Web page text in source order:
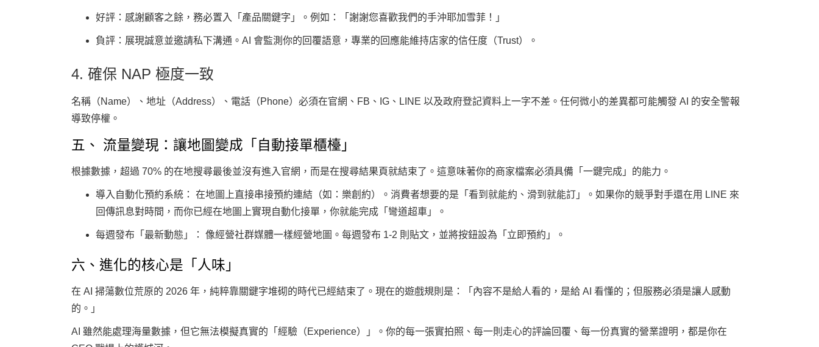
好評 ：感謝顧客之餘，務必置入「產品關鍵字」。例如：「謝謝您喜歡我們的手沖耶加雪菲 ！」
負評 ：展現誠意並邀請私下溝通。AI 會監測你的回覆語意，專業的回應能維持店家的信任度（Trust）。
4. 確保 NAP 極度一致
名稱（Name）、地址（Address）、電話（Phone）必須在官網、FB、IG、LINE 以及政府登記資料上一字不差 。任何微小的差異都可能觸發 AI 的安全警報
導致停權。
五、 流量變現：讓地圖變成「自動接單櫃檯」
根據數據，超過 70% 的在地搜尋最後並沒有進入官網，而是在搜尋結果頁就結束了。這意味著你的商家檔案必須具備「一鍵完成」的能力。
導入自動化預約系統 ： 在地圖上直接串接預約連結（如： 樂創約）。消費者想要的是「看到就能約、滑到就能訂」。如果你的競爭對手還在用 LINE 來
回傳訊息對時間，而你已經在地圖上實現自動化接單，你就能完成「彎道超車」。
每週發布「最新動態」 ： 像經營社群媒體一樣經營地圖。每週發布 1-2 則貼文，並將按鈕設為「立即預約」。
六、進化的核心是「人味」
在 AI 掃蕩數位荒原的 2026 年，純粹靠關鍵字堆砌的時代已經結束了。現在的遊戲規則是：
「內容不是給人看的，是給 AI 看懂的；但服務必須是讓人感動
的。」
AI 雖然能處理海量數據，但它無法模擬真實的「經驗（Experience）」。你的每一張實拍照、每一則走心的評論回覆、每一份真實的營業證明，都是你在